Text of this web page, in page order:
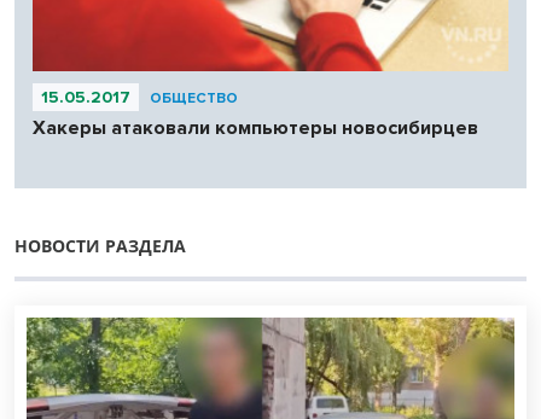
15.05.2017 ОБЩЕСТВО
Хакеры атаковали компьютеры новосибирцев
НОВОСТИ РАЗДЕЛА